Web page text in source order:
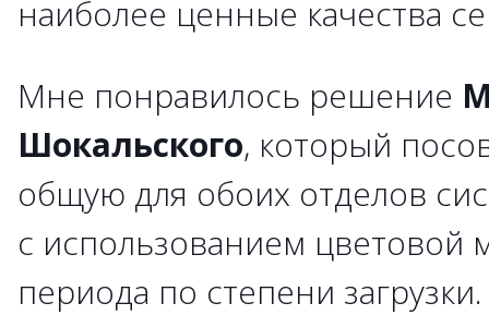
наиболее ценные качества
Мне понравилось решение
Шокальского, который
общую для обоих отделов
с использованием цветовой
периода по степени загрузки.